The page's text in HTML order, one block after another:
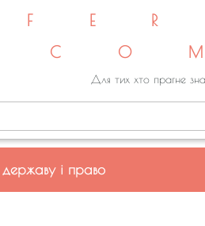
Для тих хто прагне
і право